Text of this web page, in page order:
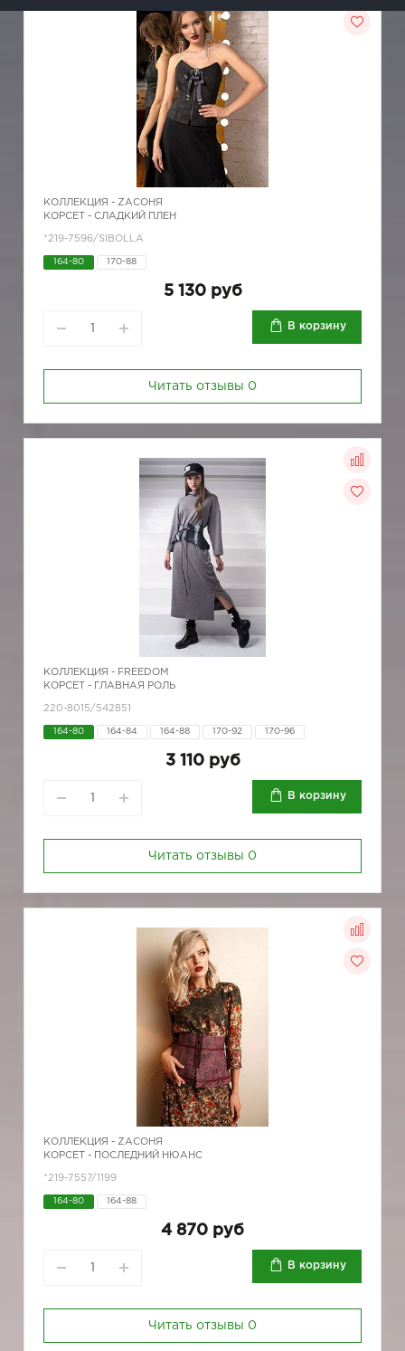
КОЛЛЕКЦИЯ - ZAСОНЯ
КОРСЕТ - СЛАДКИЙ ПЛЕН
*219-7596/SIBOLLA
164-80 170-88
5 130 руб
В корзину
Читать отзывы 0
КОЛЛЕКЦИЯ - FREEDOM
КОРСЕТ - ГЛАВНАЯ РОЛЬ
220-8015/542851
164-80 164-84 164-88 170-92 170-96
3 110 руб
В корзину
Читать отзывы 0
КОЛЛЕКЦИЯ - ZAСОНЯ
КОРСЕТ - ПОСЛЕДНИЙ НЮАНС
*219-7557/1199
164-80 164-88
4 870 руб
В корзину
Читать отзывы 0